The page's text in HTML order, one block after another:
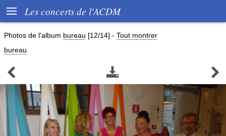
 Les concerts de l'ACDM
Photos de l'album bureau [12/14] - Tout montrer
bureau
  